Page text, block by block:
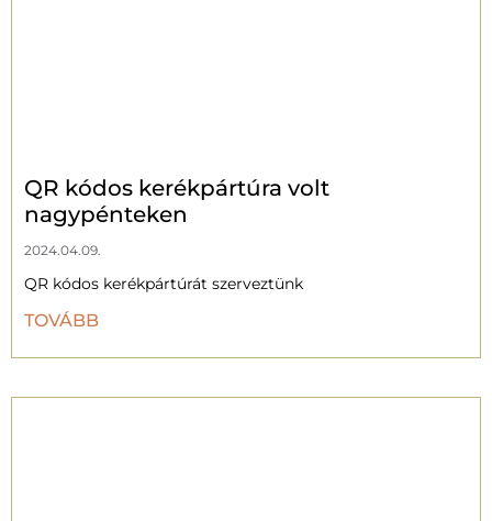
QR kódos kerékpártúra volt
nagypénteken
2024.04.09.
QR kódos kerékpártúrát szerveztünk
TOVÁBB